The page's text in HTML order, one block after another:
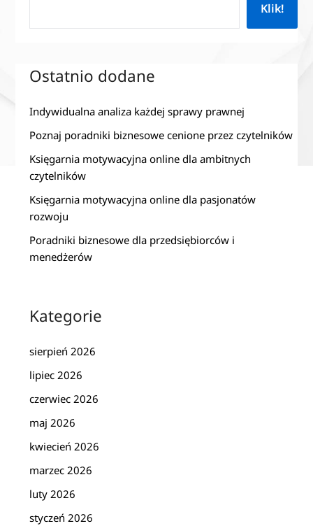
Klik!
Ostatnio dodane
Indywidualna analiza każdej sprawy prawnej
Poznaj poradniki biznesowe cenione przez czytelników
Księgarnia motywacyjna online dla ambitnych
czytelników
Księgarnia motywacyjna online dla pasjonatów
rozwoju
Poradniki biznesowe dla przedsiębiorców i
menedżerów
Kategorie
sierpień 2026
lipiec 2026
czerwiec 2026
maj 2026
kwiecień 2026
marzec 2026
luty 2026
styczeń 2026